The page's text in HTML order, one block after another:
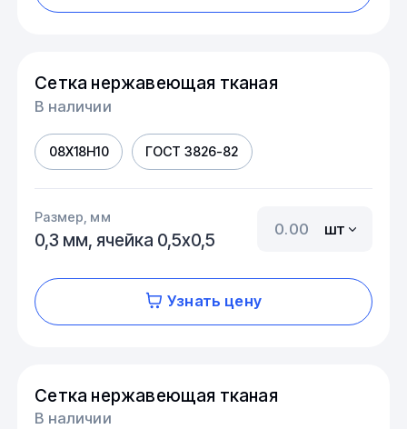
Сетка нержавеющая тканая
В наличии
08Х18Н10 ГОСТ 3826-82
Размер, мм
0,3 мм, ячейка 0,5х0,5
шт
Узнать цену
Сетка нержавеющая тканая
В наличии